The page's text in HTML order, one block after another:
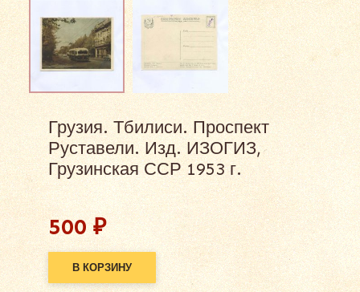
Грузия. Тбилиси. Проспект
Руставели. Изд. ИЗОГИЗ,
Грузинская ССР 1953 г.
500₽
В КОРЗИНУ